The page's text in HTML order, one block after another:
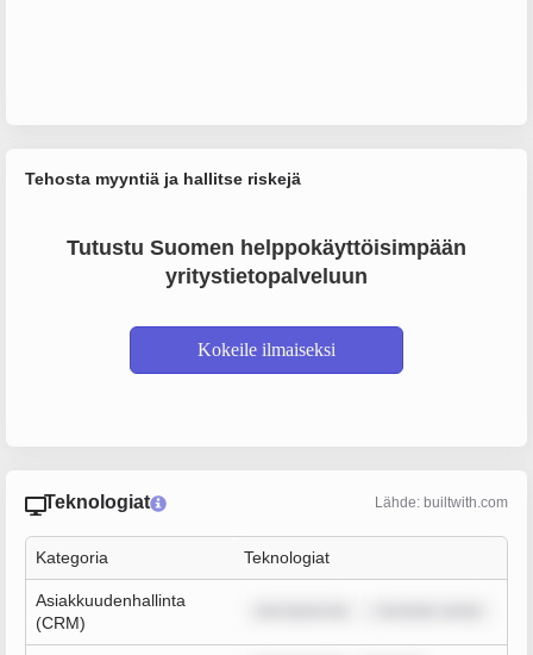
Tehosta myyntiä ja hallitse riskejä
Tutustu Suomen helppokäyttöisimpään
yritystietopalveluun
Kokeile ilmaiseksi
Teknologiat Lähde: builtwith.com
Kategoria Teknologiat
Asiakkuudenhallinta
(CRM)